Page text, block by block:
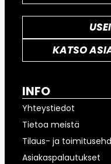
KATSO
INFO
Yhteystiedot
Tietoa meistä
Tilaus- ja
Asiakaspalautukset